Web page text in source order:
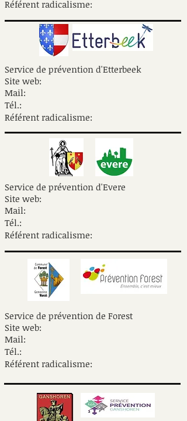
Référent radicalisme:
Service de prévention d'Etterbeek
Site web:
Mail:
Tél.:
Référent radicalisme:
Service de prévention d'Evere
Site web:
Mail:
Tél.:
Référent radicalisme:
Service de prévention de Forest
Site web:
Mail:
Tél.:
Référent radicalisme: